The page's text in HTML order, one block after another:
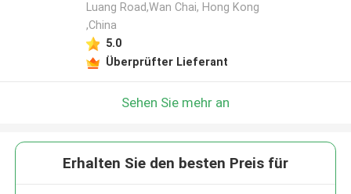
Luang Road,Wan Chai, Hong Kong
,China
5.0
Überprüfter Lieferant
Sehen Sie mehr an
Erhalten Sie den besten Preis für